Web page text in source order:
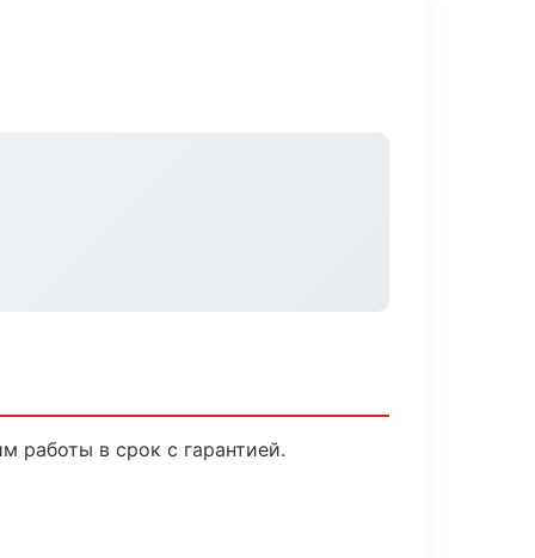
работы в срок с гарантией.